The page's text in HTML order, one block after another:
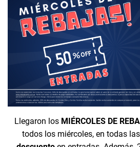
Llegaron los MIÉRCOLES DE
todos los miércoles, en todas